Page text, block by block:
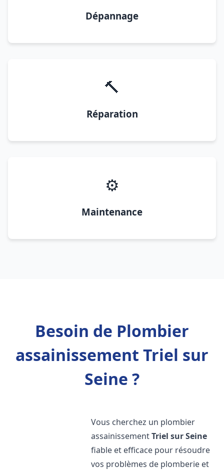
Dépannage
🔨
Réparation
⚙️
Maintenance
Besoin de Plombier
assainissement Triel sur
Seine ?
Vous cherchez un plombier
assainissementTriel sur Seine
fiable et efficace pour résoudre
vos problèmes de plomberie et